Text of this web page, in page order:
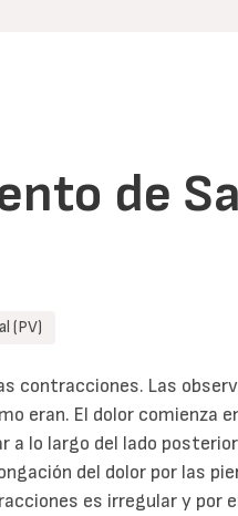
de
(PV)
contracciones. Las
eran. El dolor comienza
a lo largo del lado
del dolor por las
es irregular y por